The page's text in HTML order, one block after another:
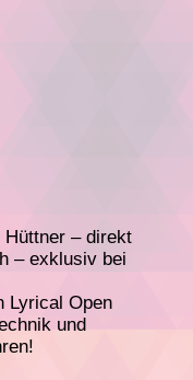
– direkt
– exklusiv bei
Lyrical Open
und